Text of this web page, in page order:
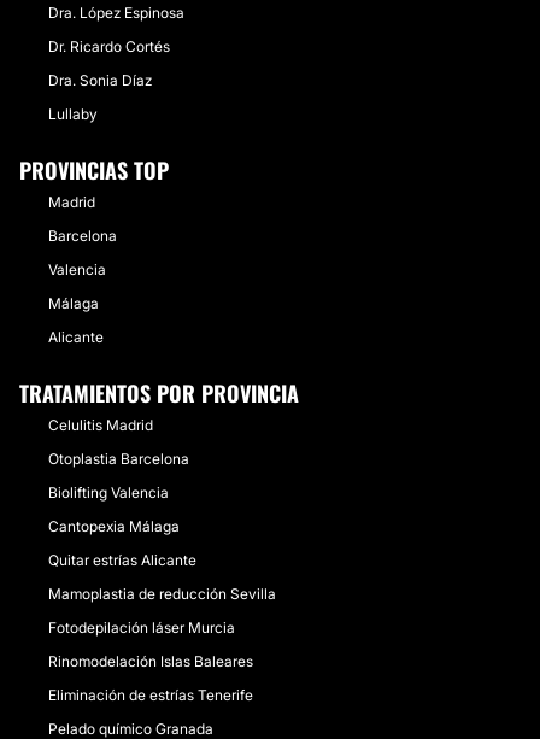
Dra. López Espinosa
Dr. Ricardo Cortés
Dra. Sonia Díaz
Lullaby
PROVINCIAS TOP
Madrid
Barcelona
Valencia
Málaga
Alicante
TRATAMIENTOS POR PROVINCIA
Celulitis Madrid
Otoplastia Barcelona
Biolifting Valencia
Cantopexia Málaga
Quitar estrías Alicante
Mamoplastia de reducción Sevilla
Fotodepilación láser Murcia
Rinomodelación Islas Baleares
Eliminación de estrías Tenerife
Pelado químico Granada